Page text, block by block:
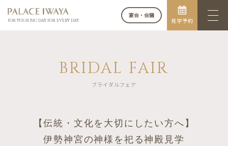
FOR YOUR BIG DAY. FOR EVERY DAY.
宴会・会議
見学予約
BRIDAL FAIR
ブライダルフェア
【伝統・文化を大切にしたい方へ】
伊勢神宮の神様を祀る神殿見学